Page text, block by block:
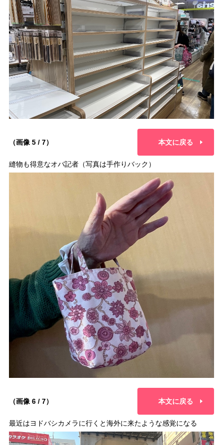
（画像 5 / 7） 本文に戻る
縫物も得意なオバ記者（写真は手作りバック）
（画像 6 / 7） 本文に戻る
最近はヨドバシカメラに行くと海外に来たような感覚になる